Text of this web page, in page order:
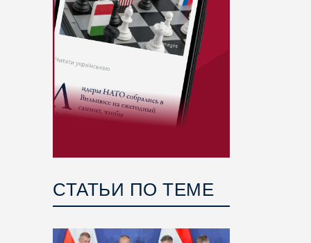
СТАТЬИ ПО ТЕМЕ